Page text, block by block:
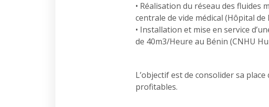
• Réalisation du réseau des fluides
centrale de vide médical (Hôpital de
• Installation et mise en service
de 40m3/Heure au Bénin (CNHU
L’objectif est de consolider sa
profitables.